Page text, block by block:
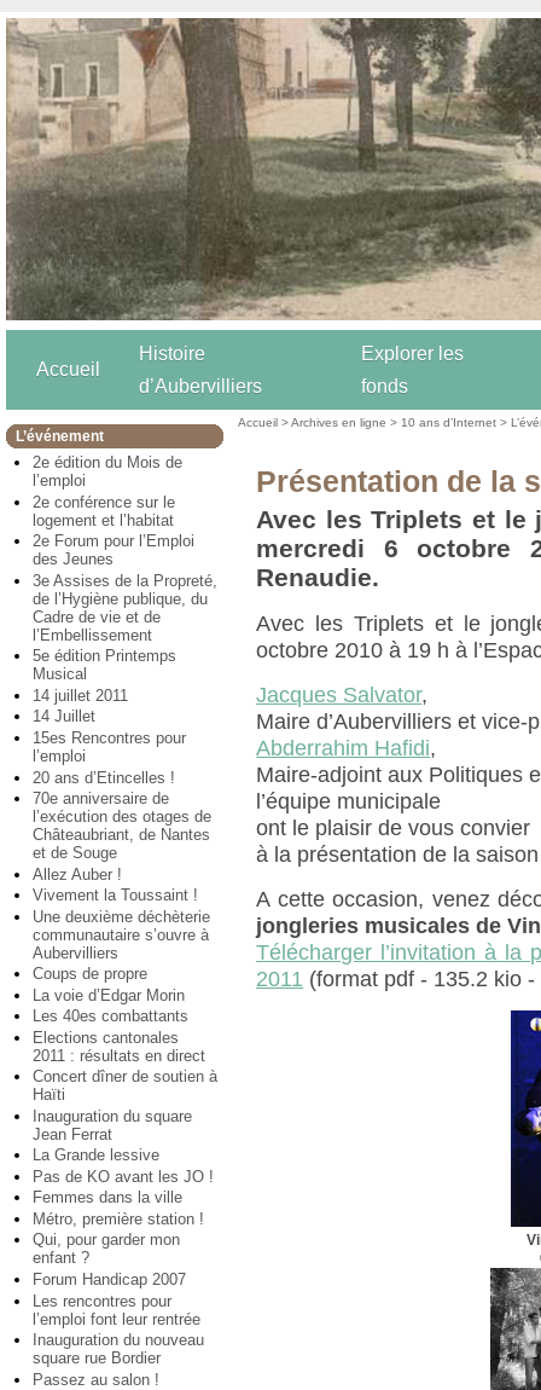
Accueil
Histoire
d’Aubervilliers
Explorer les
fonds
L’événement
2e édition du Mois de
l’emploi
2e conférence sur le
logement et l’habitat
2e Forum pour l’Emploi
des Jeunes
3e Assises de la Propreté,
de l’Hygiène publique, du
Cadre de vie et de
l’Embellissement
5e édition Printemps
Musical
14 juillet 2011
14 Juillet
15es Rencontres pour
l’emploi
20 ans d’Etincelles !
70e anniversaire de
l’exécution des otages de
Châteaubriant, de Nantes
et de Souge
Allez Auber !
Vivement la Toussaint !
Une deuxième déchèterie
communautaire s’ouvre à
Aubervilliers
Coups de propre
La voie d’Edgar Morin
Les 40es combattants
Elections cantonales
2011 : résultats en direct
Concert dîner de soutien à
Haïti
Inauguration du square
Jean Ferrat
La Grande lessive
Pas de KO avant les JO !
Femmes dans la ville
Métro, première station !
Qui, pour garder mon
enfant ?
Forum Handicap 2007
Les rencontres pour
l’emploi font leur rentrée
Inauguration du nouveau
square rue Bordier
Passez au salon !
Accueil >Archives en ligne > 10 ans d’Internet >
Présentation de la
Avec les Triplets et le
mercredi 6 octobre
Renaudie.
Avec les Triplets et le
octobre 2010 à 19 h à
Jacques Salvator,
Maire d’Aubervilliers et
Abderrahim Hafidi,
Maire-adjoint aux Politiques
l’équipe municipale
ont le plaisir de vous convier
à la présentation de la
A cette occasion, venez
jongleries musicales de
Télécharger l’invitation à la
2011 (format pdf - 135.2 kio